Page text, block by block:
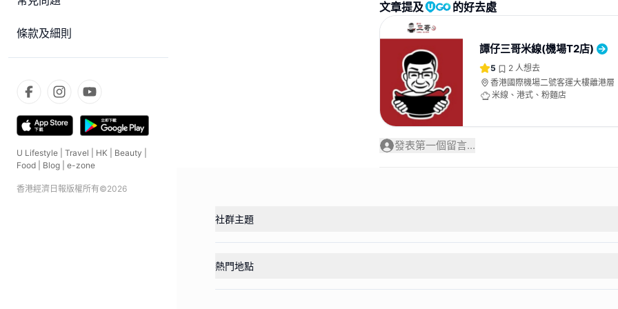
條款及細則
U Lifestyle Travel HK Beauty
Food
Blog e-zone
香港經濟日報版權所有©2026
文章提及 的好去處
譚仔三哥米線(機場T2店)
5 2 人想去
香港國際機場二號客運大樓離港層
食廣場
米線、港式、粉麵店
發表第一個留言...
社群主題
熱門地點